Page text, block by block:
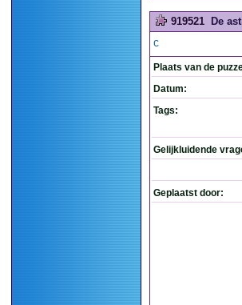
919521 De
C
Plaats van de
Datum:
Tags:
Gelijkluidende
Geplaatst door: